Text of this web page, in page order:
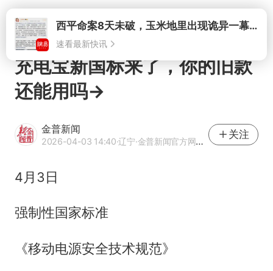
打开
充电宝新国标来了，你的旧款
还能用吗→
金普新闻
2026-04-03 14:40·辽宁·金普新闻官方网易号
关注
4月3日
强制性国家标准
《移动电源安全技术规范》